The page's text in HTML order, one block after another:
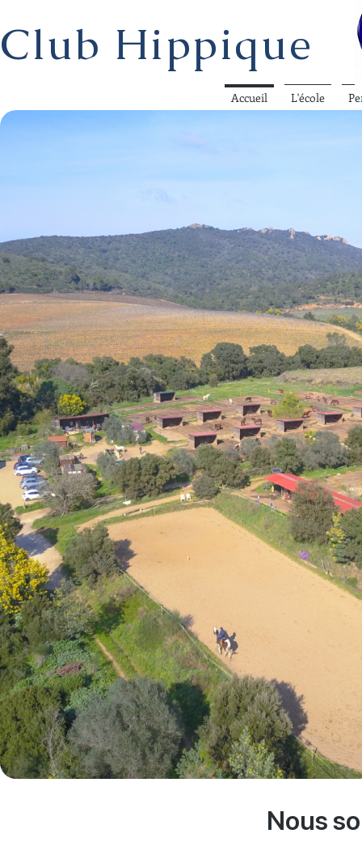
Club Hippique
Accueil L'école
Nous